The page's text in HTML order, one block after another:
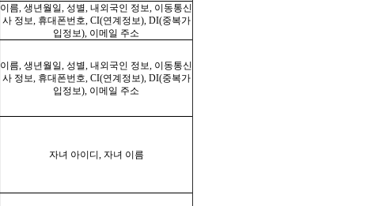
이름, 생년월일, 성별, 내외국인 정보, 이동통신
사 정보, 휴대폰번호, CI(연계정보), DI(중복가
입정보), 이메일 주소
이름, 생년월일, 성별, 내외국인 정보, 이동통신
사 정보, 휴대폰번호, CI(연계정보), DI(중복가
입정보), 이메일 주소
자녀 아이디, 자녀 이름